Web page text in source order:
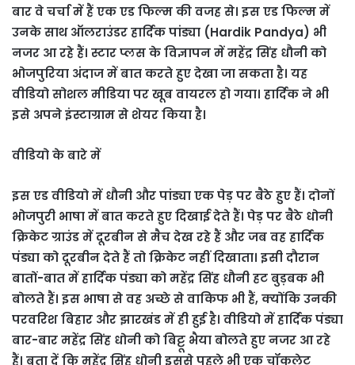
बार वे चर्चा में हैं एक एड फिल्म की वजह से। इस एड फिल्म में
उनके साथ ऑलराउंडर हार्दिक पांड्या (Hardik Pandya) भी
नजर आ रहे हैं। स्टार प्लस के विज्ञापन में महेंद्र सिंह धौनी को
भोजपुरिया अंदाज में बात करते हुए देखा जा सकता है। यह
वीडियो सोशल मीडिया पर खूब वायरल हो गया। हार्दिक ने भी
इसे अपने इंस्टाग्राम से शेयर किया है।
वीडियो के बारे में
इस एड वीडियो में धौनी और पांड्या एक पेड़ पर बैठे हुए हैं। दोनों
भोजपुरी भाषा में बात करते हुए दिखाई देते हैं। पेड़ पर बैठे धोनी
क्रिकेट ग्राउंड में दूरबीन से मैच देख रहे हैं और जब वह हार्दिक
पंड्या को दूरबीन देते हैं तो क्रिकेट नहीं दिखाता। इसी दौरान
बातों-बात में हार्दिक पंड्या को महेंद्र सिंह धौनी हट बुड़बक भी
बोलते हैं। इस भाषा से वह अच्छे से वाकिफ भी हैं, क्योंकि उनकी
परवरिश बिहार और झारखंड में ही हुई है। वीडियो में हार्दिक पंड्या
बार-बार महेंद्र सिंह धोनी को बिट्टू भैया बोलते हुए नजर आ रहे
हैं। बता दें कि महेंद्र सिंह धोनी इससे पहले भी एक चॉकलेट